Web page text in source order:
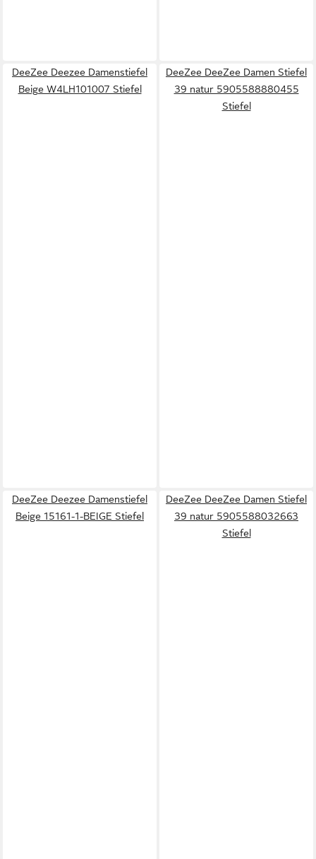
DeeZee Deezee Damenstiefel
Beige W4LH101007 Stiefel
DeeZee DeeZee Damen Stiefel
39 natur 5905588880455
Stiefel
DeeZee Deezee Damenstiefel
Beige 15161-1-BEIGE Stiefel
DeeZee DeeZee Damen Stiefel
39 natur 5905588032663
Stiefel